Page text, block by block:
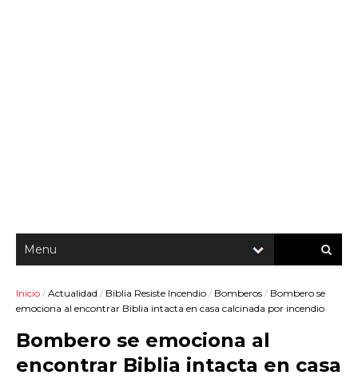
Inicio / Actualidad / Biblia Resiste Incendio / Bomberos / Bombero se
emociona al encontrar Biblia intacta en casa calcinada por incendio
Bombero se emociona al
encontrar Biblia intacta en casa